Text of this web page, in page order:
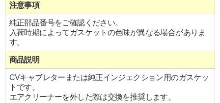
注意事項
純正部品番号をご確認ください。
入荷時期によってガスケットの色味が異なる場合がありま
す。
商品説明
CVキャブレターまたは純正インジェクション用のガスケッ
トです。
エアクリーナーを外した際は交換を推奨します。